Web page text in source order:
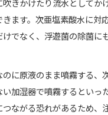
ます。次亜塩素酸水に対
でなく、浮遊菌の除菌に
に原液のまま噴霧する、
加湿器で噴霧するといっ
ながる恐れがあるため、